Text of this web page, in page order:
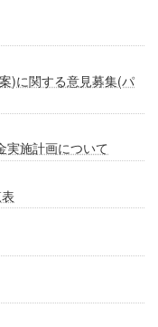
)に関する意見募集(パ
実施計画について